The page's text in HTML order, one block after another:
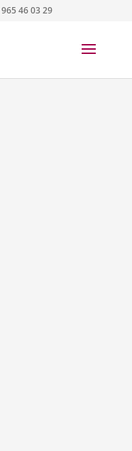
965 46 03 29